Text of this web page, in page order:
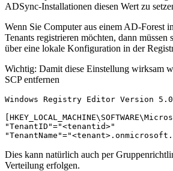
ADSync-Installationen diesen Wert zu
Wenn Sie Computer aus einem AD-Forest
Tenants registrieren möchten, dann
über eine lokale Konfiguration in der
Wichtig: Damit diese Einstellung wirksam
SCP entfernen
Windows Registry Editor Version
"TenantID"="<tenantid>"
Dies kann natürlich auch per
Verteilung erfolgen.